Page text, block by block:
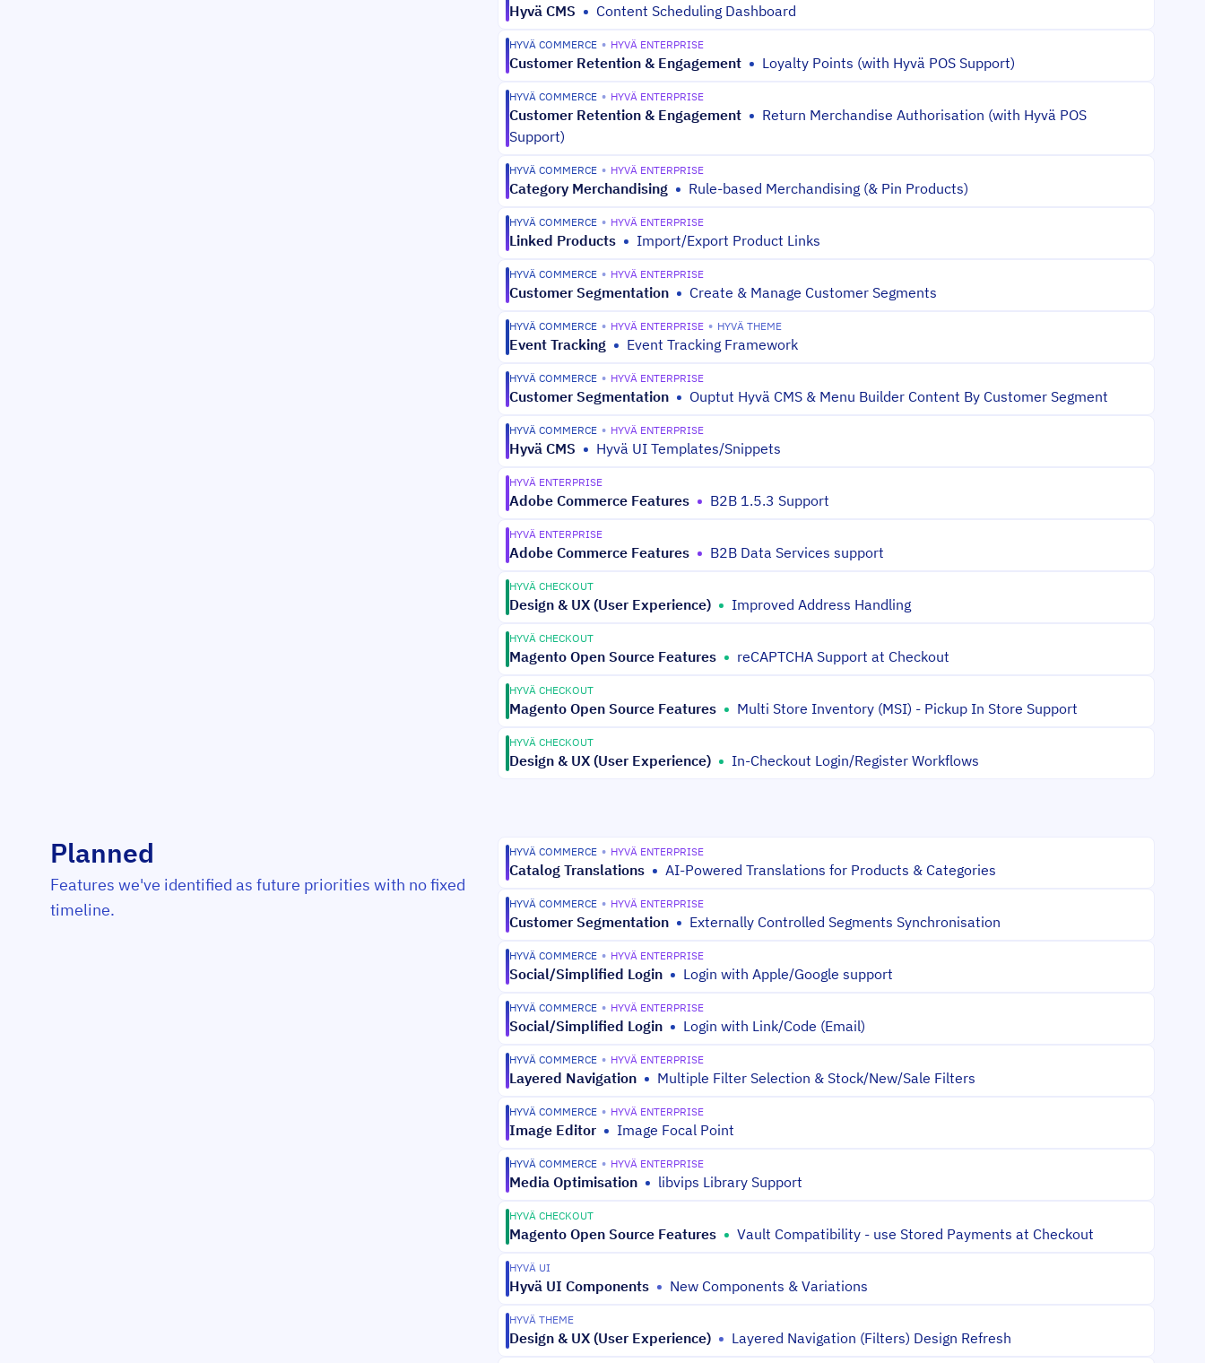
Hyvä CMS • Content Scheduling Dashboard
HYVÄ COMMERCE • HYVÄ ENTERPRISE
Customer Retention & Engagement • Loyalty Points (with Hyvä POS Support)
HYVÄ COMMERCE • HYVÄ ENTERPRISE
Customer Retention & Engagement • Return Merchandise Authorisation (with Hyvä POS
Support)
HYVÄ COMMERCE • HYVÄ ENTERPRISE
Category Merchandising • Rule-based Merchandising (& Pin Products)
HYVÄ COMMERCE • HYVÄ ENTERPRISE
Linked Products • Import/Export Product Links
HYVÄ COMMERCE • HYVÄ ENTERPRISE
Customer Segmentation • Create & Manage Customer Segments
HYVÄ COMMERCE • HYVÄ ENTERPRISE • HYVÄ THEME
Event Tracking • Event Tracking Framework
HYVÄ COMMERCE • HYVÄ ENTERPRISE
Customer Segmentation • Ouptut Hyvä CMS & Menu Builder Content By Customer Segment
HYVÄ COMMERCE • HYVÄ ENTERPRISE
Hyvä CMS • Hyvä UI Templates/Snippets
HYVÄ ENTERPRISE
Adobe Commerce Features • B2B 1.5.3 Support
HYVÄ ENTERPRISE
Adobe Commerce Features • B2B Data Services support
HYVÄ CHECKOUT
Design & UX (User Experience) • Improved Address Handling
HYVÄ CHECKOUT
Magento Open Source Features • reCAPTCHA Support at Checkout
HYVÄ CHECKOUT
Magento Open Source Features • Multi Store Inventory (MSI) - Pickup In Store Support
HYVÄ CHECKOUT
Design & UX (User Experience) • In-Checkout Login/Register Workflows
Planned
Features we've identified as future priorities with no fixed
timeline.
HYVÄ COMMERCE • HYVÄ ENTERPRISE
Catalog Translations • AI-Powered Translations for Products & Categories
HYVÄ COMMERCE • HYVÄ ENTERPRISE
Customer Segmentation • Externally Controlled Segments Synchronisation
HYVÄ COMMERCE • HYVÄ ENTERPRISE
Social/Simplified Login • Login with Apple/Google support
HYVÄ COMMERCE • HYVÄ ENTERPRISE
Social/Simplified Login • Login with Link/Code (Email)
HYVÄ COMMERCE • HYVÄ ENTERPRISE
Layered Navigation • Multiple Filter Selection & Stock/New/Sale Filters
HYVÄ COMMERCE • HYVÄ ENTERPRISE
Image Editor • Image Focal Point
HYVÄ COMMERCE • HYVÄ ENTERPRISE
Media Optimisation • libvips Library Support
HYVÄ CHECKOUT
Magento Open Source Features • Vault Compatibility - use Stored Payments at Checkout
HYVÄ UI
Hyvä UI Components • New Components & Variations
HYVÄ THEME
Design & UX (User Experience) • Layered Navigation (Filters) Design Refresh